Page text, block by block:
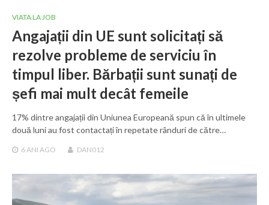
VIATA LA JOB
Angajații din UE sunt solicitați să
rezolve probleme de serviciu în
timpul liber. Bărbații sunt sunați de
șefi mai mult decât femeile
17% dintre angajații din Uniunea Europeană spun că în ultimele
două luni au fost contactați în repetate rânduri de către…
6 ANI AGO DAN012